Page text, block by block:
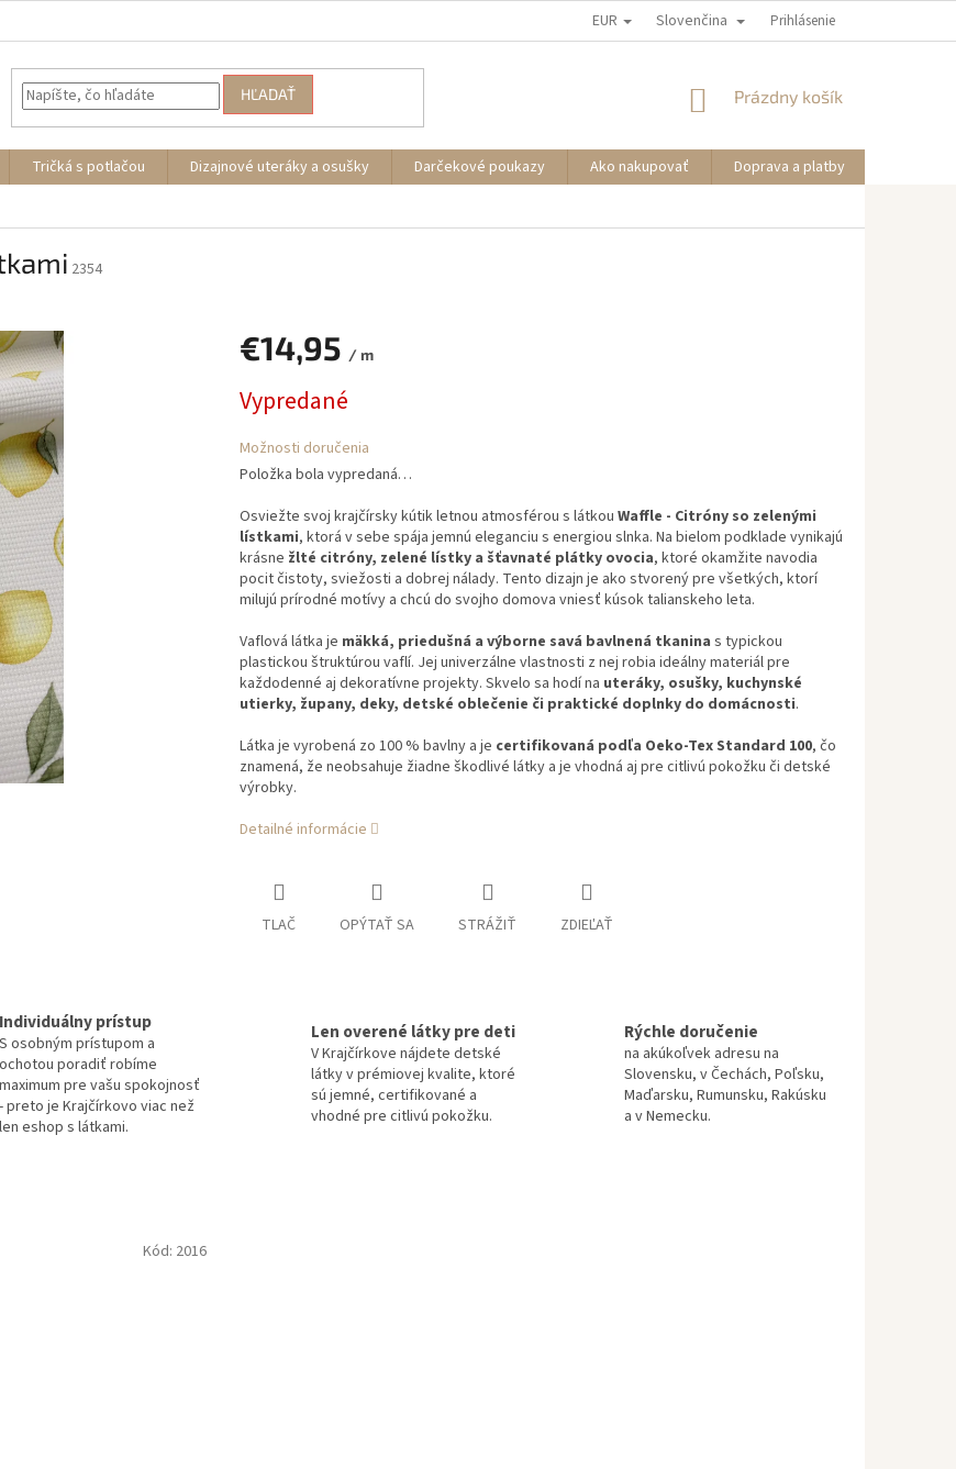
EUR Slovenčina Prihlásenie
HĽADAŤ
NÁKUPNÝ
Prázdny košík
Tričká s potlačou Dizajnové uteráky a osušky Darčekové poukazy Ako nakupovať Doprava a platby
2354
€14,95 / m
cena:
Vypredané
Možnosti doručenia
Položka bola vypredaná…
Osviežte svoj krajčírsky kútik letnou atmosférou s látkou Waffle - Citróny so zelenými
lístkami, ktorá v sebe spája jemnú eleganciu s energiou slnka. Na bielom podklade vynikajú
krásne žlté citróny, zelené lístky a šťavnaté plátky ovocia, ktoré okamžite navodia
pocit čistoty, sviežosti a dobrej nálady. Tento dizajn je ako stvorený pre všetkých, ktorí
milujú prírodné motívy a chcú do svojho domova vniesť kúsok talianskeho leta.
Vaflová látka je mäkká, priedušná a výborne savá bavlnená tkanina s typickou
plastickou štruktúrou vaflí. Jej univerzálne vlastnosti z nej robia ideálny materiál pre
každodenné aj dekoratívne projekty. Skvelo sa hodí na uteráky, osušky, kuchynské
utierky, župany, deky, detské oblečenie či praktické doplnky do domácnosti.
Látka je vyrobená zo 100 % bavlny a je certifikovaná podľa Oeko-Tex Standard 100, čo
znamená, že neobsahuje žiadne škodlivé látky a je vhodná aj pre citlivú pokožku či detské
výrobky.
Detailné informácie
TLAČ OPÝTAŤ SA STRÁŽIŤ ZDIEĽAŤ
Individuálny prístup
S osobným prístupom a
ochotou poradiť robíme
maximum pre vašu spokojnosť
- preto je Krajčírkovo viac než
len eshop s látkami.
Len overené látky pre deti
V Krajčírkove nájdete detské
látky v prémiovej kvalite, ktoré
sú jemné, certifikované a
vhodné pre citlivú pokožku.
Rýchle doručenie
na akúkoľvek adresu na
Slovensku, v Čechách, Poľsku,
Maďarsku, Rumunsku, Rakúsku
a v Nemecku.
Kód: 2016